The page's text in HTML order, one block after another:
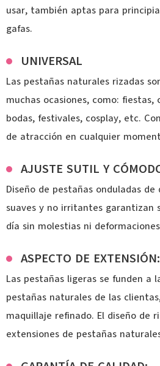
usar, también aptas para
gafas.
UNIVERSAL
Las pestañas naturales rizadas
muchas ocasiones, como:
bodas, festivales, cosplay, etc.
de atracción en cualquier
AJUSTE SUTIL Y
Diseño de pestañas onduladas de
suaves y no irritantes garantizan
día sin molestias ni
ASPECTO DE EXTENSIÓN:
Las pestañas ligeras se funden a
pestañas naturales de las
maquillaje refinado. El diseño de
extensiones de pestañas